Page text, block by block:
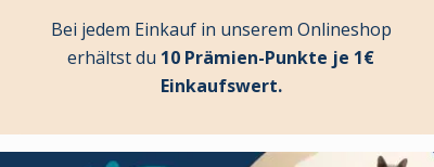
Bei jedem Einkauf in unserem Onlineshop
erhältst du 10 Prämien-Punkte je 1€
Einkaufswert.